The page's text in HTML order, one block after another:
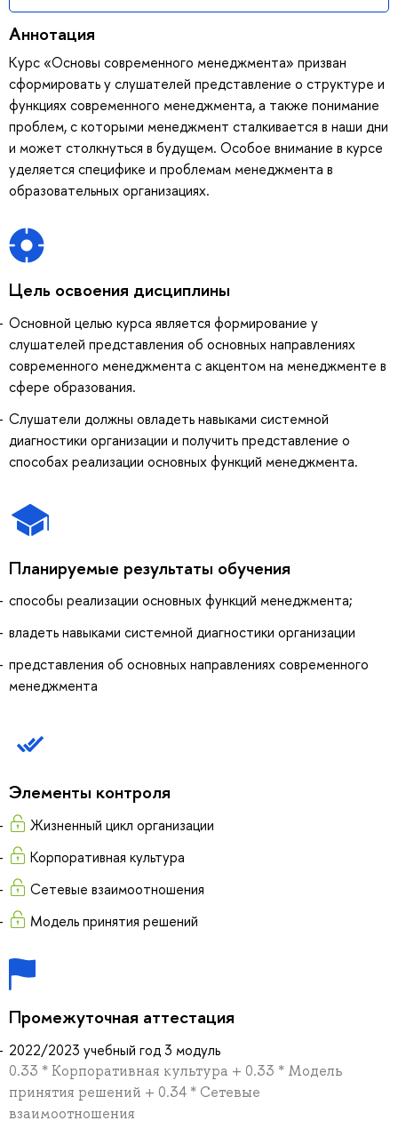
Аннотация
Курс «Основы современного менеджмента» призван
сформировать у слушателей представление о структуре и
функциях современного менеджмента, а также понимание
проблем, с которыми менеджмент сталкивается в наши дни
и может столкнуться в будущем. Особое внимание в курсе
уделяется специфике и проблемам менеджмента в
образовательных организациях.
Цель освоения дисциплины
Основной целью курса является формирование у
слушателей представления об основных направлениях
современного менеджмента с акцентом на менеджменте в
сфере образования.
Слушатели должны овладеть навыками системной
диагностики организации и получить представление о
способах реализации основных функций менеджмента.
Планируемые результаты обучения
способы реализации основных функций менеджмента;
владеть навыками системной диагностики организации
представления об основных направлениях современного
менеджмента
Элементы контроля
Жизненный цикл организации
Корпоративная культура
Сетевые взаимоотношения
Модель принятия решений
Промежуточная аттестация
2022/2023 учебный год 3 модуль
0.33 * Корпоративная культура + 0.33 * Модель
принятия решений + 0.34 * Сетевые
взаимоотношения